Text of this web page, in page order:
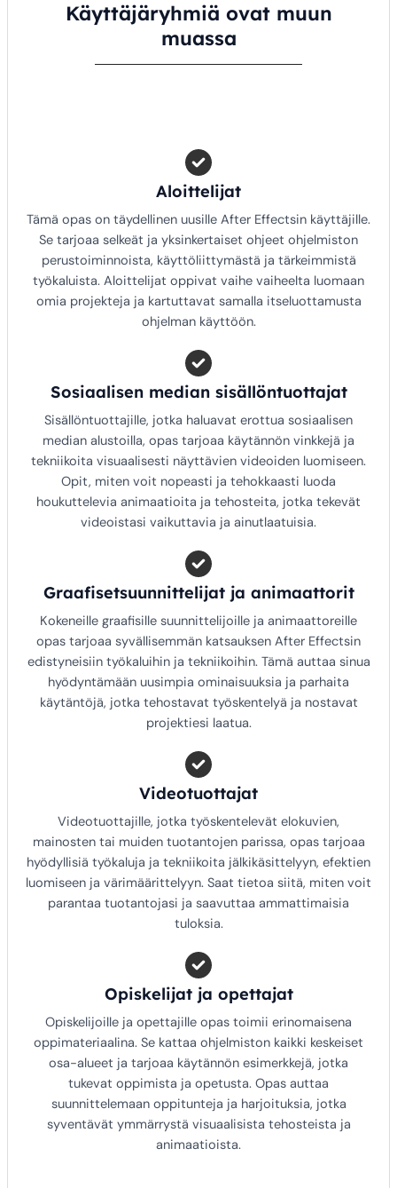
Käyttäjäryhmiä ovat muun
muassa
Aloittelijat
Tämä opas on täydellinen uusille After Effectsin käyttäjille.
Se tarjoaa selkeät ja yksinkertaiset ohjeet ohjelmiston
perustoiminnoista, käyttöliittymästä ja tärkeimmistä
työkaluista. Aloittelijat oppivat vaihe vaiheelta luomaan
omia projekteja ja kartuttavat samalla itseluottamusta
ohjelman käyttöön.
Sosiaalisen median sisällöntuottajat
Sisällöntuottajille, jotka haluavat erottua sosiaalisen
median alustoilla, opas tarjoaa käytännön vinkkejä ja
tekniikoita visuaalisesti näyttävien videoiden luomiseen.
Opit, miten voit nopeasti ja tehokkaasti luoda
houkuttelevia animaatioita ja tehosteita, jotka tekevät
videoistasi vaikuttavia ja ainutlaatuisia.
Graafisetsuunnittelijat ja animaattorit
Kokeneille graafisille suunnittelijoille ja animaattoreille
opas tarjoaa syvällisemmän katsauksen After Effectsin
edistyneisiin työkaluihin ja tekniikoihin. Tämä auttaa sinua
hyödyntämään uusimpia ominaisuuksia ja parhaita
käytäntöjä, jotka tehostavat työskentelyä ja nostavat
projektiesi laatua.
Videotuottajat
Videotuottajille, jotka työskentelevät elokuvien,
mainosten tai muiden tuotantojen parissa, opas tarjoaa
hyödyllisiä työkaluja ja tekniikoita jälkikäsittelyyn, efektien
luomiseen ja värimäärittelyyn. Saat tietoa siitä, miten voit
parantaa tuotantojasi ja saavuttaa ammattimaisia
tuloksia.
Opiskelijat ja opettajat
Opiskelijoille ja opettajille opas toimii erinomaisena
oppimateriaalina. Se kattaa ohjelmiston kaikki keskeiset
osa-alueet ja tarjoaa käytännön esimerkkejä, jotka
tukevat oppimista ja opetusta. Opas auttaa
suunnittelemaan oppitunteja ja harjoituksia, jotka
syventävät ymmärrystä visuaalisista tehosteista ja
animaatioista.